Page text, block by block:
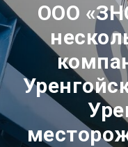
ООО